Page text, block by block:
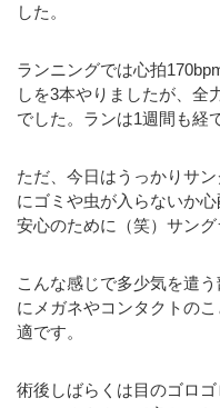
した。
ランニングでは心拍
しを3本やりましたが、全
でした。ランは1週間も経
ただ、今日はうっかりサ
にゴミや虫が入らないか
安心のために（笑）サング
こんな感じで多少気を遣
にメガネやコンタクトの
適です。
術後しばらくは目のゴロ